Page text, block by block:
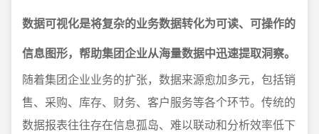
数据可视化是将复杂的业务数据转化为可读、可操作的
信息图形，帮助集团企业从海量数据中迅速提取洞察。
随着集团企业业务的扩张，数据来源愈加多元，包括销
售、采购、库存、财务、客户服务等各个环节。传统的
数据报表往往存在信息孤岛、难以联动和分析效率低下